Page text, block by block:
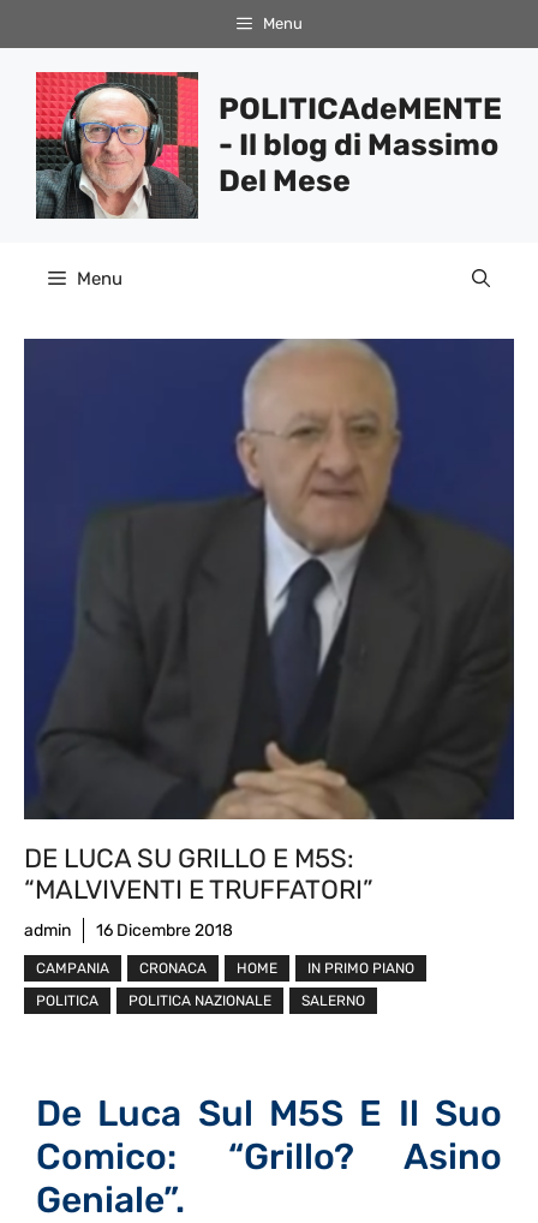
al
contenuto
Menu
POLITICAdeMENTE
- Il blog di Massimo
Del Mese
Menu
DE LUCA SU GRILLO E M5S:
“MALVIVENTI E TRUFFATORI”
admin 16 Dicembre 2018
CAMPANIA CRONACA HOME
IN PRIMO PIANO
POLITICA
POLITICA NAZIONALE SALERNO
De Luca Sul M5S E Il Suo
Comico: “Grillo? Asino
Geniale”.